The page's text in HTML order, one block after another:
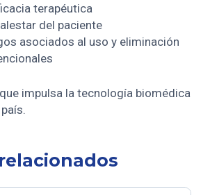
terapéutica
del paciente
asociados al uso y eliminación
impulsa la tecnología biomédica